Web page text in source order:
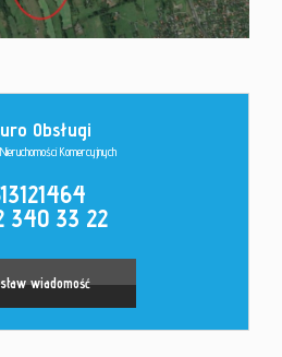
Kontakt
Obsługi
Komercyjnych
340 33 22
wiadomość